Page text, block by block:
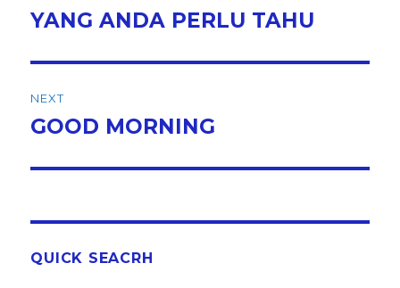
post:
YANG ANDA PERLU TAHU
NEXT
Next
GOOD MORNING
QUICK SEACRH